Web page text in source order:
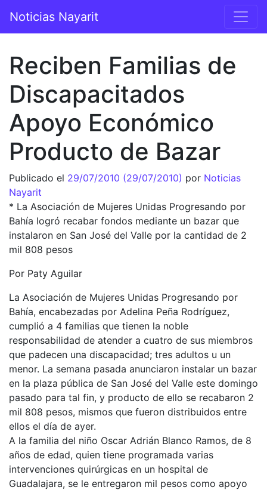
Navegación principal
Noticias Nayarit
Reciben Familias de
Discapacitados
Apoyo Económico
Producto de Bazar
Publicado el 29/07/2010 (29/07/2010) por Noticias
Nayarit
* La Asociación de Mujeres Unidas Progresando por
Bahía logró recabar fondos mediante un bazar que
instalaron en San José del Valle por la cantidad de 2
mil 808 pesos
Por Paty Aguilar
La Asociación de Mujeres Unidas Progresando por
Bahía, encabezadas por Adelina Peña Rodríguez,
cumplió a 4 familias que tienen la noble
responsabilidad de atender a cuatro de sus miembros
que padecen una discapacidad; tres adultos u un
menor. La semana pasada anunciaron instalar un bazar
en la plaza pública de San José del Valle este domingo
pasado para tal fin, y producto de ello se recabaron 2
mil 808 pesos, mismos que fueron distribuidos entre
ellos el día de ayer.
A la familia del niño Oscar Adrián Blanco Ramos, de 8
años de edad, quien tiene programada varias
intervenciones quirúrgicas en un hospital de
Guadalajara, se le entregaron mil pesos como apoyo